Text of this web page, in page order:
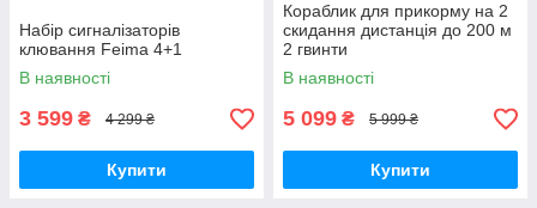
Набір сигналізаторів
клювання Feima 4+1
В наявності
3 599 ₴ 4 299 ₴
Купити
Кораблик для прикорму на 2
скидання дистанція до 200 м
2 гвинти
В наявності
5 099 ₴ 5 999 ₴
Купити